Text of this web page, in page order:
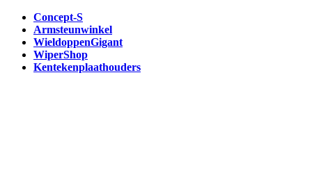
Concept-S
Armsteunwinkel
WieldoppenGigant
WiperShop
Kentekenplaathouders